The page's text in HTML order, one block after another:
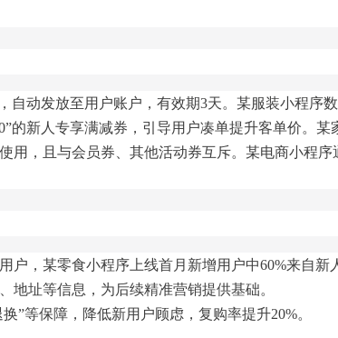
自动发放至用户账户，有效期3天。某服装小程序
的新人专享满减券，引导用户凑单提升客单价。
用，且与会员券、其他活动券互斥。某电商小程
户，某零食小程序上线首月新增用户中60%来自新
地址等信息，为后续精准营销提供基础。
”等保障，降低新用户顾虑，复购率提升20%。